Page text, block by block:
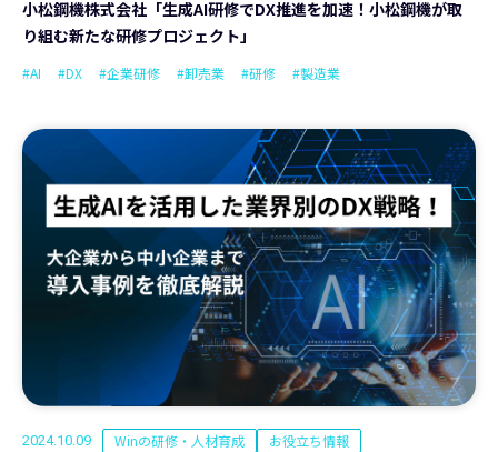
小松鋼機株式会社「生成AI研修でDX推進を加速！小松鋼機が取
り組む新たな研修プロジェクト」
#AI #DX #企業研修 #卸売業 #研修 #製造業
2024.10.09 Winの研修・人材育成 お役立ち情報